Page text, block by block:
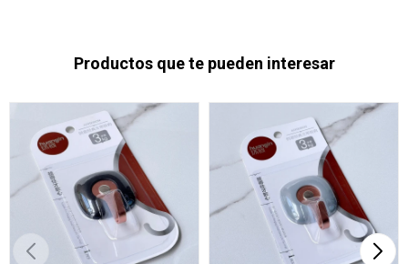
Productos que te pueden interesar